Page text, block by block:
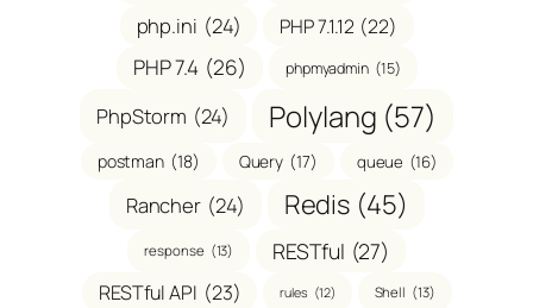
php.ini (24) PHP 7.1.12 (22)
PHP 7.4 (26) phpmyadmin (15)
PhpStorm (24) Polylang (57)
postman (18) Query (17) queue (16)
Rancher (24) Redis (45)
response (13) RESTful (27)
RESTful API (23) rules (12) Shell (13)